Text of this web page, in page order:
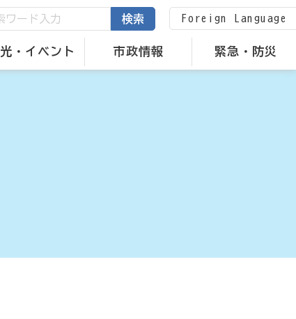
・イベント 市政情報 緊急・防災
検索 Foreign Language